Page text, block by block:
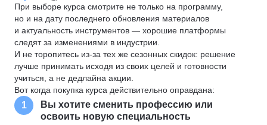
При выборе курса смотрите не только на программу,
но и на дату последнего обновления материалов
и актуальность инструментов — хорошие платформы
следят за изменениями в индустрии.
И не торопитесь из-за тех же сезонных скидок: решение
лучше принимать исходя из своих целей и готовности
учиться, а не дедлайна акции.
Вот когда покупка курса действительно оправдана:
1
Вы хотите сменить профессию или
освоить новую специальность